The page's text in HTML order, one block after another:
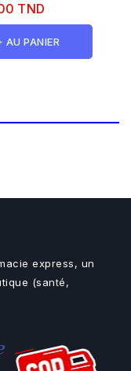
TND
AU PANIER
express, un
(santé,